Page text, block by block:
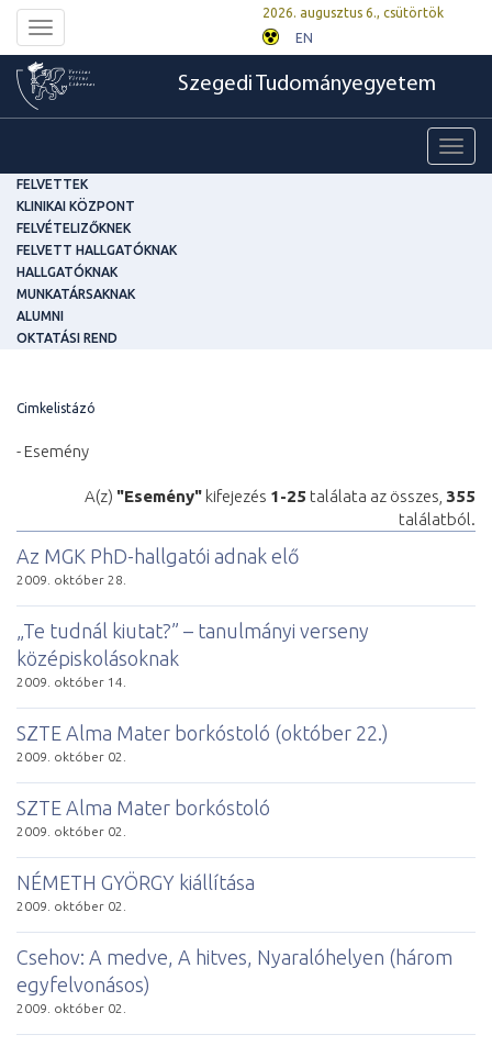
Toggle
navigation
2026. augusztus 6., csütörtök
EN
Szegedi Tudományegyetem
FELVETTEK
KLINIKAI KÖZPONT
FELVÉTELIZŐKNEK
FELVETT HALLGATÓKNAK
HALLGATÓKNAK
MUNKATÁRSAKNAK
ALUMNI
OKTATÁSI REND
Cimkelistázó
- Esemény
A(z) "Esemény" kifejezés 1-25 találata az összes, 355
találatból.
Az MGK PhD-hallgatói adnak elő
2009. október 28.
„Te tudnál kiutat?” – tanulmányi verseny
középiskolásoknak
2009. október 14.
SZTE Alma Mater borkóstoló (október 22.)
2009. október 02.
SZTE Alma Mater borkóstoló
2009. október 02.
NÉMETH GYÖRGY kiállítása
2009. október 02.
Csehov: A medve, A hitves, Nyaralóhelyen (három
egyfelvonásos)
2009. október 02.